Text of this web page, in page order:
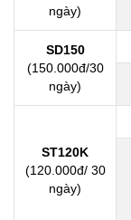
ngày)
SD150
(150.000đ/30
ngày)
ST120K
(120.000đ/ 30
ngày)